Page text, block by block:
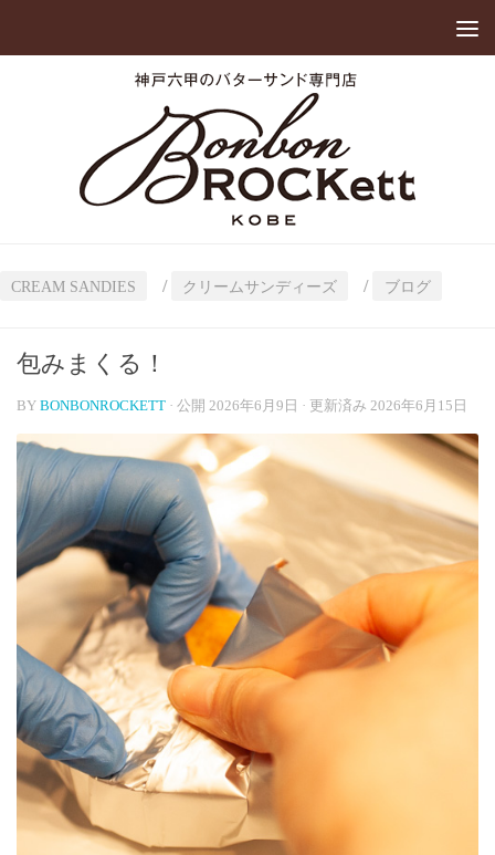
CREAM SANDIES / クリームサンディーズ / ブログ
包みまくる！
BY BONBONROCKETT · 公開 2026年6月9日 · 更新済み 2026年6月15日